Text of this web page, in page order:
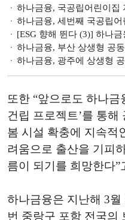
하나금융, 국공립어린이집
하나금융, 세번째 국공립어
[ESG 향해 뛴다 (3)] 하나금융,
하나금융, 부산 상생형 공
하나금융, 광주에 상생형 공동직장 어린이
또한 “앞으로도 하나금
건립 프로젝트’를 통
봄 시설 확충에 지속적
려움으로 출산을 기피
름이 되기를 희망한다”
하나금융은 지난해 3
번 중랑구 포함 전국의